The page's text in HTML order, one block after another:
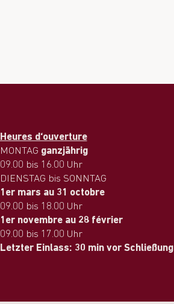
Heures d‘ouverture
MONTAG ganzjährig
09.00 bis 16.00 Uhr
DIENSTAG bis SONNTAG
1er mars au 31 octobre
09.00 bis 18.00 Uhr
1er novembre au 28 février
09.00 bis 17.00 Uhr
Letzter Einlass: 30 min vor Schließung